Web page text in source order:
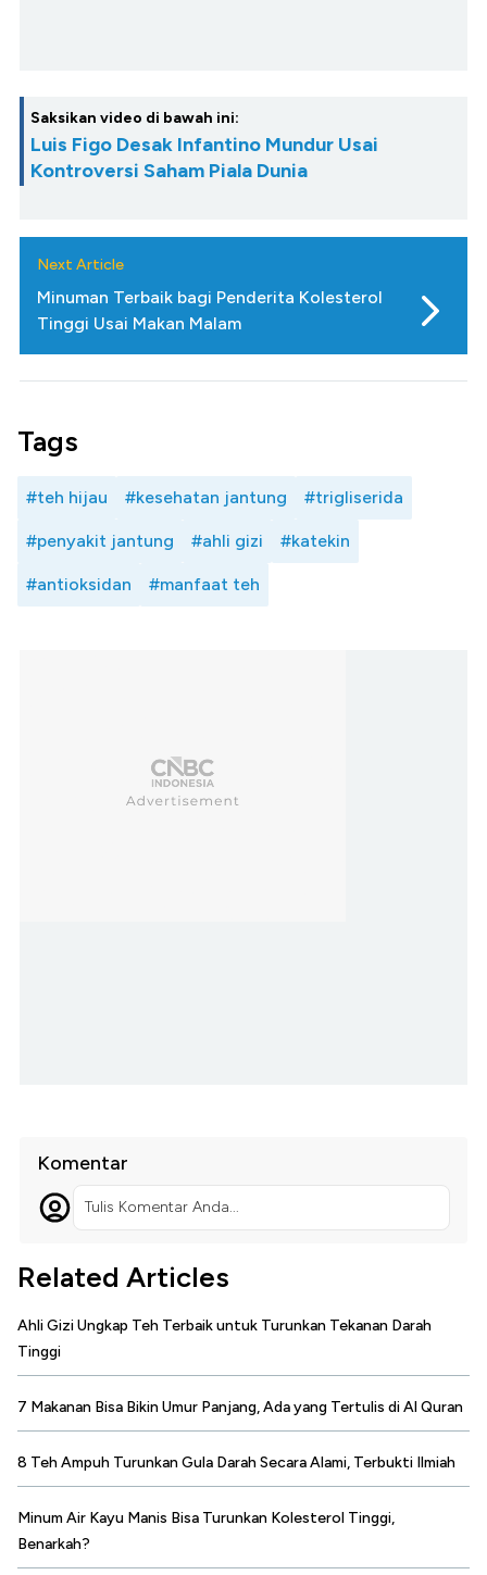
Saksikan video di bawah ini:
Luis Figo Desak Infantino Mundur Usai
Kontroversi Saham Piala Dunia
Next Article
Minuman Terbaik bagi Penderita Kolesterol
Tinggi Usai Makan Malam
Tags
#teh hijau #kesehatan jantung #trigliserida
#penyakit jantung #ahli gizi #katekin
#antioksidan #manfaat teh
Komentar
Tulis Komentar Anda...
Related Articles
Ahli Gizi Ungkap Teh Terbaik untuk Turunkan Tekanan Darah
Tinggi
7 Makanan Bisa Bikin Umur Panjang, Ada yang Tertulis di Al Quran
8 Teh Ampuh Turunkan Gula Darah Secara Alami, Terbukti Ilmiah
Minum Air Kayu Manis Bisa Turunkan Kolesterol Tinggi,
Benarkah?